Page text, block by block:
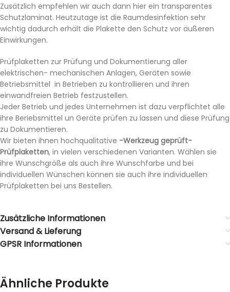
Zusätzlich empfehlen wir auch dann hier ein transparentes
Schutzlaminat. Heutzutage ist die Raumdesinfektion sehr
wichtig dadurch erhält die Plakette den Schutz vor äußeren
Einwirkungen.
Prüfplaketten zur Prüfung und Dokumentierung aller
elektrischen- mechanischen Anlagen, Geräten sowie
Betriebsmittel in Betrieben zu kontrollieren und ihren
einwandfreien Betrieb festzustellen.
Jeder Betrieb und jedes Unternehmen ist dazu verpflichtet alle
ihre Beriebsmittel un Geräte prüfen zu lassen und diese Prüfung
zu Dokumentieren.
Wir bieten ihnen hochqualitative -Werkzeug geprüft-
Prüfplaketten, in vielen verschiedenen Varianten. Wählen sie
ihre Wunschgröße als auch ihre Wunschfarbe und bei
individuellen Wünschen können sie auch ihre individuellen
Prüfplaketten bei uns Bestellen.
Zusätzliche Informationen
Versand & Lieferung
GPSR Informationen
Ähnliche Produkte